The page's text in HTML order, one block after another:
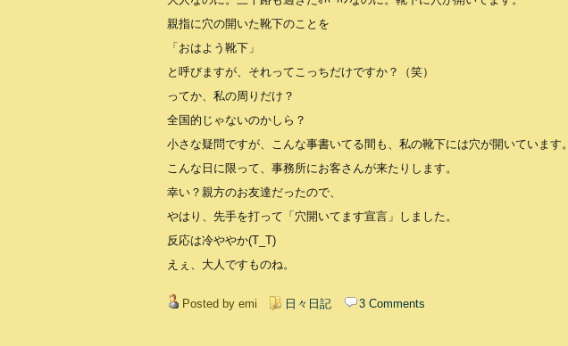
親指に穴の開いた靴下のことを
「おはよう靴下」
と呼びますが、それってこっちだけですか？（笑）
ってか、私の周りだけ？
全国的じゃないのかしら？
小さな疑問ですが、こんな事書いてる間も、私の靴下には穴が開いています。
こんな日に限って、事務所にお客さんが来たりします。
幸い？親方のお友達だったので、
やはり、先手を打って「穴開いてます宣言」しました。
反応は冷ややか(T_T)
えぇ、大人ですものね。
Posted by emi 日々日記 3 Comments